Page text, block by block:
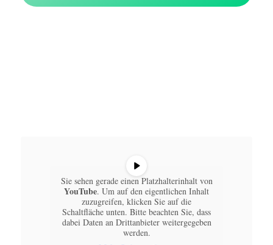
Sie sehen gerade einen Platzhalterinhalt von
YouTube. Um auf den eigentlichen Inhalt
zuzugreifen, klicken Sie auf die
Schaltfläche unten. Bitte beachten Sie, dass
dabei Daten an Drittanbieter weitergegeben
werden.